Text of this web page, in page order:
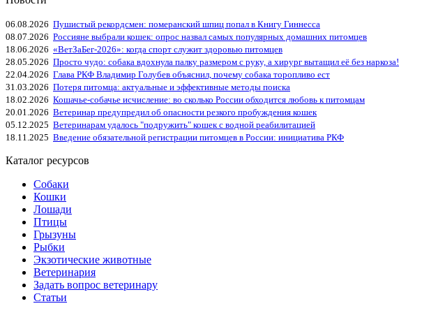
06.08.2026 Пушистый рекордсмен: померанский шпиц попал в Книгу Гиннесса
08.07.2026 Россияне выбрали кошек: опрос назвал самых популярных домашних питомцев
18.06.2026 «ВетЗаБег‑2026»: когда спорт служит здоровью питомцев
28.05.2026 Просто чудо: собака вдохнула палку размером с руку, а хирург вытащил её без наркоза!
22.04.2026 Глава РКФ Владимир Голубев объяснил, почему собака торопливо ест
31.03.2026 Потеря питомца: актуальные и эффективные методы поиска
18.02.2026 Кошачье-собачье исчисление: во сколько России обходится любовь к питомцам
20.01.2026 Ветеринар предупредил об опасности резкого пробуждения кошек
05.12.2025 Ветеринарам удалось "подружить" кошек с водной реабилитацией
18.11.2025 Введение обязательной регистрации питомцев в России: инициатива РКФ
Каталог ресурсов
Собаки
Кошки
Лошади
Птицы
Грызуны
Рыбки
Экзотические животные
Ветеринария
Задать вопрос ветеринару
Статьи